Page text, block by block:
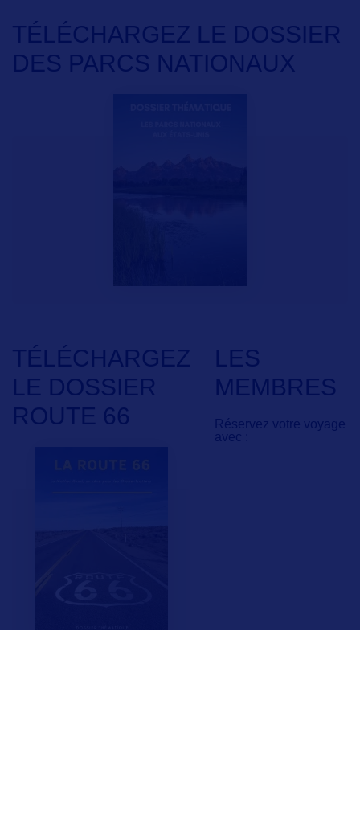
LES
MEMBRES
Réservez votre voyage
avec :
TÉLÉCHARGEZ LE DOSSIER
DES PARCS NATIONAUX
TÉLÉCHARGEZ
LE DOSSIER
ROUTE 66